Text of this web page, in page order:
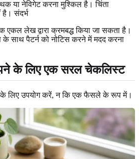
या नेविगेट करना मुश्किल है। चिंता
है। संदर्भ
एकल लेख द्वारा क्रमबद्ध किया जा सकता है।
के साथ पैटर्न को नोटिस करने में मदद करना
के लिए एक सरल चेकलिस्ट
के लिए उपयोग करें, न कि एक फैसले के रूप में।